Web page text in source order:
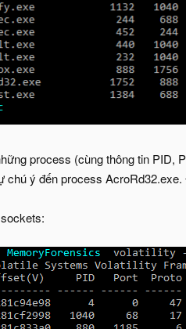
process (cùng thông tin
chú ý đến process